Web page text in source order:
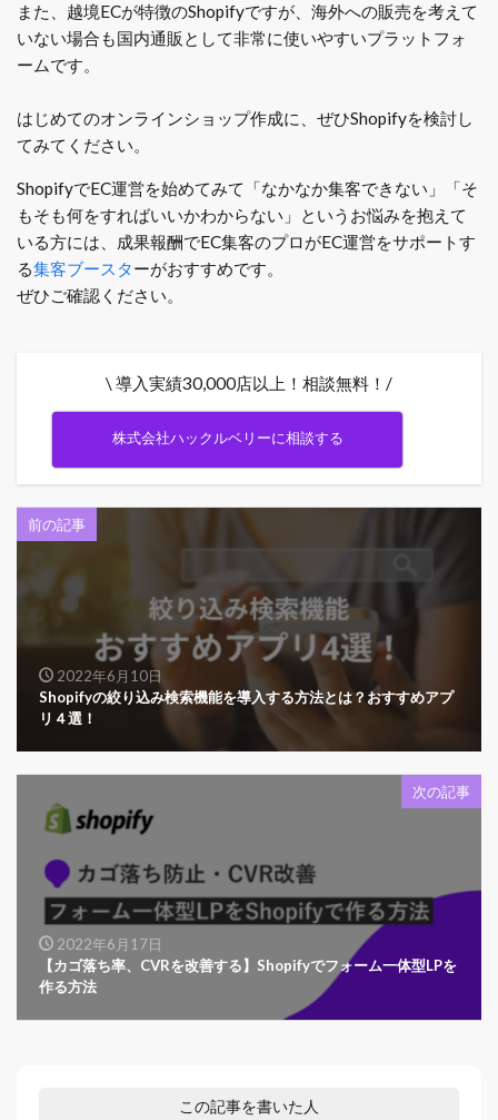
また、越境ECが特徴のShopifyですが、海外への販売を考えて
いない場合も国内通販として非常に使いやすいプラットフォ
ームです。
はじめてのオンラインショップ作成に、ぜひShopifyを検討し
てみてください。
ShopifyでEC運営を始めてみて「なかなか集客できない」「そ
もそも何をすればいいかわからない」というお悩みを抱えて
いる方には、成果報酬でEC集客のプロがEC運営をサポートす
る集客ブースターがおすすめです。
ぜひご確認ください。
\ 導入実績30,000店以上！相談無料！/
株式会社ハックルベリーに相談する
前の記事
2022年6月10日
Shopifyの絞り込み検索機能を導入する方法とは？おすすめアプ
リ４選！
次の記事
2022年6月17日
【カゴ落ち率、CVRを改善する】Shopifyでフォーム一体型LPを
作る方法
この記事を書いた人